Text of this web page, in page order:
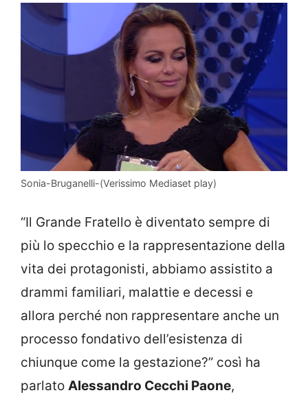
Sonia-Bruganelli-(Verissimo Mediaset play)
“Il Grande Fratello è diventato sempre di
più lo specchio e la rappresentazione della
vita dei protagonisti, abbiamo assistito a
drammi familiari, malattie e decessi e
allora perché non rappresentare anche un
processo fondativo dell’esistenza di
chiunque come la gestazione?” così ha
parlato Alessandro Cecchi Paone,